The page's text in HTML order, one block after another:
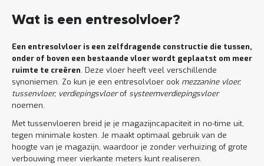
Wat is een entresolvloer?
Een entresolvloer is een zelfdragende constructie die tussen,
onder of boven een bestaande vloer wordt geplaatst om meer
ruimte te creëren. Deze vloer heeft veel verschillende
synoniemen. Zo kun je een entresolvloer ook mezzanine vloer,
tussenvloer, verdiepingsvloerofsysteemverdiepingsvloer
noemen.
Met tussenvloeren breid je je magazijncapaciteit in no-time uit,
tegen minimale kosten. Je maakt optimaal gebruik van de
hoogte van je magazijn, waardoor je zonder verhuizing of grote
verbouwing meer vierkante meters kunt realiseren.